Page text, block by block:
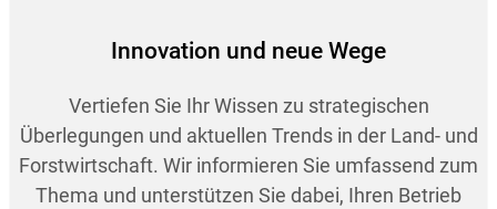
Innovation und neue Wege
Vertiefen Sie Ihr Wissen zu strategischen
Überlegungen und aktuellen Trends in der Land- und
Forstwirtschaft. Wir informieren Sie umfassend zum
Thema und unterstützen Sie dabei, Ihren Betrieb